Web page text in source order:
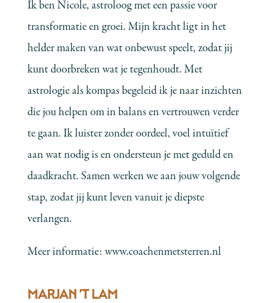
Ik ben Nicole, astroloog met een passie voor
transformatie en groei. Mijn kracht ligt in het
helder maken van wat onbewust speelt, zodat jij
kunt doorbreken wat je tegenhoudt. Met
astrologie als kompas begeleid ik je naar inzichten
die jou helpen om in balans en vertrouwen verder
te gaan. Ik luister zonder oordeel, voel intuïtief
aan wat nodig is en ondersteun je met geduld en
daadkracht. Samen werken we aan jouw volgende
stap, zodat jij kunt leven vanuit je diepste
verlangen.
Meer informatie:www.coachenmetsterren.nl
MARJAN ’T LAM